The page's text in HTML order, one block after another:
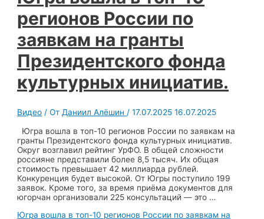
регионов России по
заявкам на гранты
Президентского фонда
культурных инициатив.
Видео / От Даниил Алёшин /17.07.2025 16.07.2025
Югра вошла в топ-10 регионов России по заявкам на
гранты Президентского фонда культурных инициатив.
Округ возглавил рейтинг УрФО. В общей сложности
россияне представили более 8,5 тысяч. Их общая
стоимость превышает 42 миллиарда рублей.
Конкуренция будет высокой. От Югры поступило 199
заявок. Кроме того, за время приёма документов для
югорчан организовали 225 консультаций — это …
Югра вошла в топ-10 регионов России по заявкам на